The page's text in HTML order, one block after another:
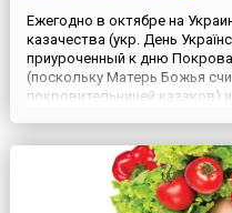
Ежегодно в октябре на
казачества (укр. День
приуроченный к дню
(поскольку Матерь Божья
покровительницей казаков)
в утверждении украинс...